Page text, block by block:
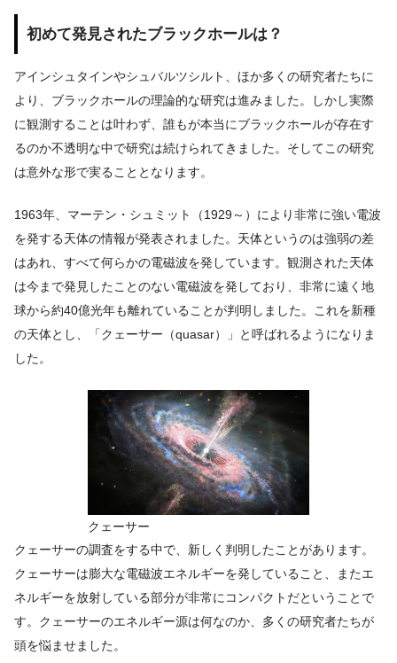
初めて発見されたブラックホールは？
アインシュタインやシュバルツシルト、ほか多くの研究者たちに
より、ブラックホールの理論的な研究は進みました。しかし実際
に観測することは叶わず、誰もが本当にブラックホールが存在す
るのか不透明な中で研究は続けられてきました。そしてこの研究
は意外な形で実ることとなります。
1963年、マーテン・シュミット（1929～）により非常に強い電波
を発する天体の情報が発表されました。天体というのは強弱の差
はあれ、すべて何らかの電磁波を発しています。観測された天体
は今まで発見したことのない電磁波を発しており、非常に遠く地
球から約40億光年も離れていることが判明しました。これを新種
の天体とし、「クェーサー（quasar）」と呼ばれるようになりま
した。
クェーサー
クェーサーの調査をする中で、新しく判明したことがあります。
クェーサーは膨大な電磁波エネルギーを発していること、またエ
ネルギーを放射している部分が非常にコンパクトだということで
す。クェーサーのエネルギー源は何なのか、多くの研究者たちが
頭を悩ませました。